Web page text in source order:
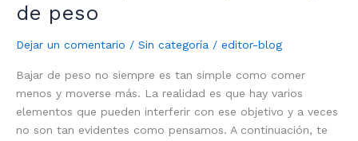
de peso
Dejar un comentario / Sin categoría / editor-blog
Bajar de peso no siempre es tan simple como comer
menos y moverse más. La realidad es que hay varios
elementos que pueden interferir con ese objetivo y a veces
no son tan evidentes como pensamos. A continuación, te